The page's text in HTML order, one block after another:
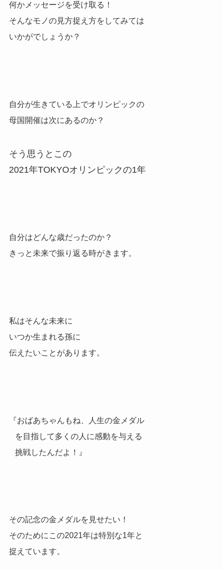
何かメッセージを受け取る！
そんなモノの見方捉え方をしてみては
いかがでしょうか？
自分が生きている上でオリンピックの
母国開催は次にあるのか？
そう思うとこの
2021年TOKYOオリンピックの1年
自分はどんな歳だったのか？
きっと未来で振り返る時がきます。
私はそんな未来に
いつか生まれる孫に
伝えたいことがあります。
『おばあちゃんもね、人生の金メダル
を目指して多くの人に感動を与える
挑戦したんだよ！』
その記念の金メダルを見せたい！
そのためにこの2021年は特別な1年と
捉えています。